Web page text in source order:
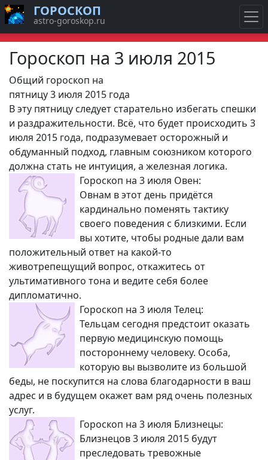
Гороскоп на 3 июля 2015
Общий гороскоп на
пятницу 3 июля 2015 года
В эту пятницу следует старательно избегать спешки
и раздражительности. Всё, что будет происходить 3
июля 2015 года, подразумевает осторожный и
обдуманный подход, главным союзником которого
должна стать не интуиция, а железная логика.
Гороскоп на 3 июля Овен:
Овнам в этот день придётся
кардинально поменять тактику
своего поведения с близкими. Если
вы хотите, чтобы родные дали вам
положительный ответ на какой-то
животрепещущий вопрос, откажитесь от
ультимативного тона и ведите себя более
дипломатично.
Гороскоп на 3 июля Телец:
Тельцам сегодня предстоит оказать
первую медицинскую помощь
постороннему человеку. Особа,
которую вы вызволите из большой
беды, не поскупится на слова благодарности в ваш
адрес и в будущем окажет вам ряд очень полезных
услуг.
Гороскоп на 3 июля Близнецы:
Близнецов 3 июля 2015 будут
преследовать тревожные
ГОРОСКОП
astro-goroskop.ru